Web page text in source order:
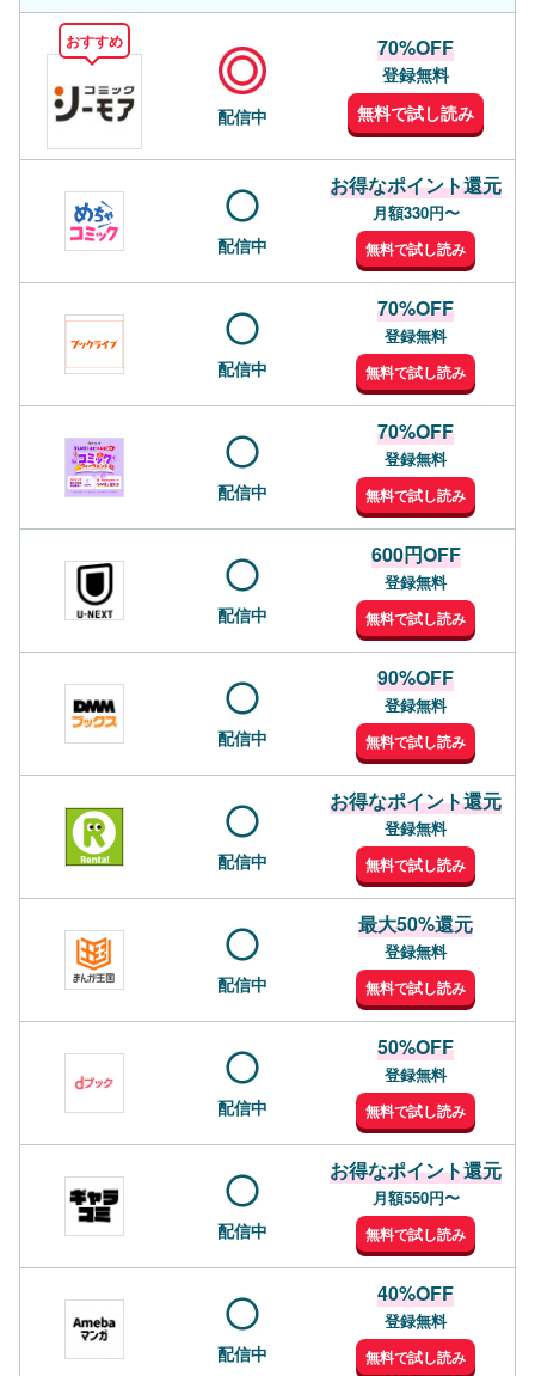
おすすめ
配信中
70%OFF
登録無料
無料で試し読み
配信中
お得なポイント還元
月額330円〜
無料で試し読み
配信中
70%OFF
登録無料
無料で試し読み
配信中
70%OFF
登録無料
無料で試し読み
配信中
600円OFF
登録無料
無料で試し読み
配信中
90%OFF
登録無料
無料で試し読み
配信中
お得なポイント還元
登録無料
無料で試し読み
配信中
最大50%還元
登録無料
無料で試し読み
配信中
50%OFF
登録無料
無料で試し読み
配信中
お得なポイント還元
月額550円〜
無料で試し読み
配信中
40%OFF
登録無料
無料で試し読み